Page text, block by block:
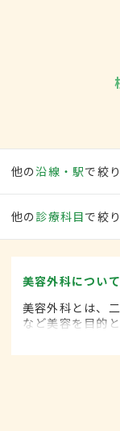
他の沿線・駅で絞
他の 診療科目で絞
美容外科について
美容外科とは、
など美容を目的